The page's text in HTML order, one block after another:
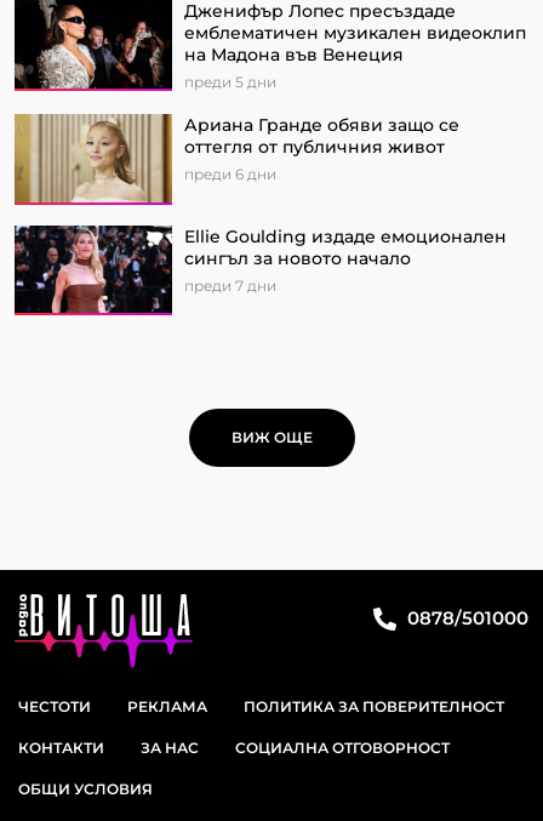
Дженифър Лопес пресъздаде
емблематичен музикален видеоклип
на Мадона във Венеция
преди 5 дни
Ариана Гранде обяви защо се
оттегля от публичния живот
преди 6 дни
Ellie Goulding издаде емоционален
сингъл за новото начало
преди 7 дни
ВИЖ ОЩЕ
0878/501000
ЧЕСТОТИ РЕКЛАМА ПОЛИТИКА ЗА ПОВЕРИТЕЛНОСТ
КОНТАКТИ ЗА НАС СОЦИАЛНА ОТГОВОРНОСТ
ОБЩИ УСЛОВИЯ